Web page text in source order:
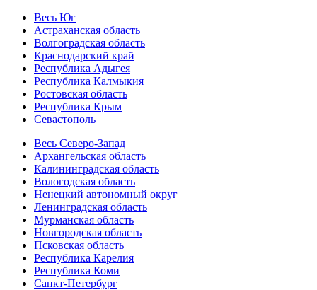
Весь Юг
Астраханская область
Волгоградская область
Краснодарский край
Республика Адыгея
Республика Калмыкия
Ростовская область
Республика Крым
Севастополь
Весь Северо-Запад
Архангельская область
Калининградская область
Вологодская область
Ненецкий автономный округ
Ленинградская область
Мурманская область
Новгородская область
Псковская область
Республика Карелия
Республика Коми
Санкт-Петербург